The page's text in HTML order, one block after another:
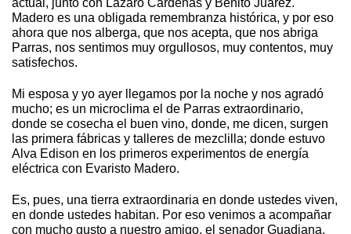
actual, junto con Lázaro Cárdenas y Benito Juárez.
Madero es una obligada remembranza histórica, y por eso
ahora que nos alberga, que nos acepta, que nos abriga
Parras, nos sentimos muy orgullosos, muy contentos, muy
satisfechos.
Mi esposa y yo ayer llegamos por la noche y nos agradó
mucho; es un microclima el de Parras extraordinario,
donde se cosecha el buen vino, donde, me dicen, surgen
las primera fábricas y talleres de mezclilla; donde estuvo
Alva Edison en los primeros experimentos de energía
eléctrica con Evaristo Madero.
Es, pues, una tierra extraordinaria en donde ustedes viven,
en donde ustedes habitan. Por eso venimos a acompañar
con mucho gusto a nuestro amigo, el senador Guadiana.